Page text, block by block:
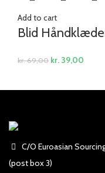
Add to cart
Blid
kr.69,00 kr. 39,00
C/O Euroasian
(post box 3)